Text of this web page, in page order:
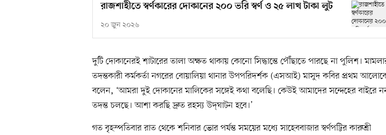
রাজশাহীতে স্বর্ণকারের দোকানের ২০০ ভরি স্বর্ণ ও ২৫ লাখ টাকা লুট
২০ জুন ২০২৬
দুটি দোকানেরই শাটারের তালা অক্ষত থাকায় কোনো সিদ্ধান্তে পৌঁছাতে পারছে না পুলিশ।
তদন্তকারী কর্মকর্তা নগরের বোয়ালিয়া থানার উপপরিদর্শক (এসআই) মাসুদ কবির প্রথম
বলেন, ‘আমরা দুই দোকানের মালিকের সঙ্গেই কথা বলেছি। কেউই আমাদের সন্দেহের বাইরে
তদন্ত চলছে। আশা করছি দ্রুত রহস্য উদ্‌ঘাটন হবে।’
গত বৃহস্পতিবার রাত থেকে শনিবার ভোর পর্যন্ত সময়ের মধ্যে সাহেববাজার স্বর্ণপট্টির কারুশ্রী